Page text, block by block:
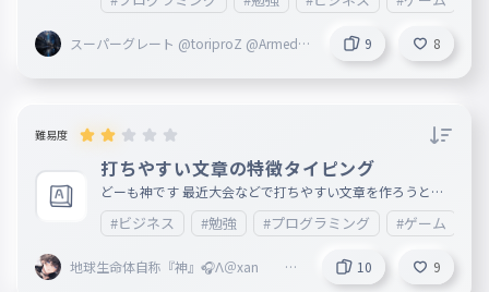
良いけど、スコア1300位いってほしいかな... Armaidのメン
バーはやってください！（必ず） では、頑張って！
スーパーグレート @toriproZ @Armed創
9 8
難易度
打ちやすい文章の特徴タイピング
どーも神です 最近大会などで打ちやすい文章を作ろうと他
作品の打ちやすい文章の特徴を調べた結果ある共通点がある
ことが分かりました。 是非参考にしてください。
#ビジネス #勉強 #プログラミング #ゲーム
地球生命体自称『神』🎧Λ＠xan @
10 9